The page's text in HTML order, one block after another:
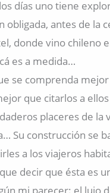
días uno tiene
obligada, antes de la
donde vino chileno
es a medida…
se comprenda
que citarlos a
placeres de la
Su construcción se
a los viajeros
decir que ésta es